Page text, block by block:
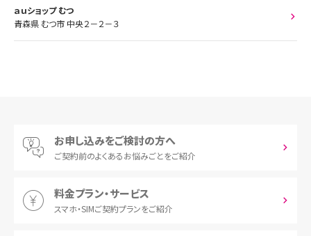
ａｕショップ むつ
青森県 むつ市 中央２－２－３
お申し込みをご検討の方へ
ご契約前のよくあるお悩みごとをご紹介
料金プラン・サービス
スマホ・SIMご契約プランをご紹介